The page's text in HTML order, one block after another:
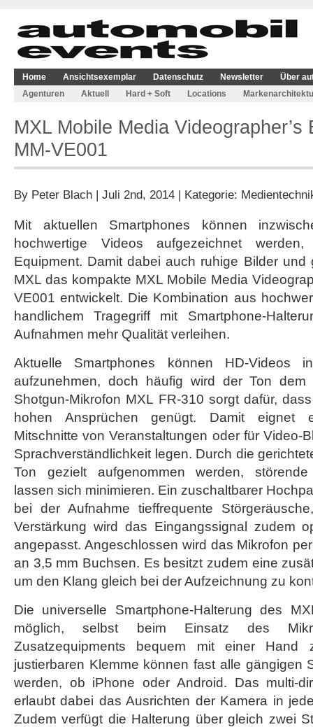
Home Ansichtsexemplar Datenschutz Newsletter
Über
Agenturen
Aktuell Hard + Soft Locations
MXL Mobile Media Videographer’s
MM-VE001
By Peter Blach | Juli 2nd, 2014 | Kategorie:
Mit aktuellen Smartphones können
hochwertige Videos aufgezeichnet
Equipment. Damit dabei auch ruhige Bilder und
MXL das kompakte MXL Mobile Media
VE001 entwickelt. Die Kombination aus
handlichem Tragegriff mit Smartphone-
Aufnahmen mehr Qualität verleihen.
Aktuelle Smartphones können HD-Videos
aufzunehmen, doch häufig wird der Ton
Shotgun-Mikrofon MXL FR-310 sorgt dafür,
hohen Ansprüchen genügt. Damit eignet
Mitschnitte von Veranstaltungen oder für Video-
Sprachverständlichkeit legen. Durch die
Ton gezielt aufgenommen werden, störende
lassen sich minimieren. Ein zuschaltbarer
bei der Aufnahme tieffrequente
Verstärkung wird das Eingangssignal zudem
angepasst. Angeschlossen wird das Mikrofon
an 3,5 mm Buchsen. Es besitzt zudem eine
um den Klang gleich bei der Aufzeichnung zu
Die universelle Smartphone-Halterung des
möglich, selbst beim Einsatz des
Zusatzequipments bequem mit einer
justierbaren Klemme können fast alle gängigen
werden, ob iPhone oder Android. Das multi-
erlaubt dabei das Ausrichten der Kamera in
Zudem verfügt die Halterung über gleich zwei